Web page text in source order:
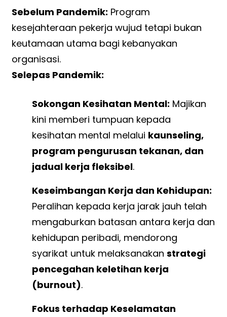
Sebelum Pandemik: Program
kesejahteraan pekerja wujud tetapi bukan
keutamaan utama bagi kebanyakan
organisasi.
Selepas Pandemik:
Sokongan Kesihatan Mental: Majikan
kini memberi tumpuan kepada
kesihatan mental melalui kaunseling,
program pengurusan tekanan, dan
jadual kerja fleksibel.
Keseimbangan Kerja dan Kehidupan:
Peralihan kepada kerja jarak jauh telah
mengaburkan batasan antara kerja dan
kehidupan peribadi, mendorong
syarikat untuk melaksanakan strategi
pencegahan keletihan kerja
(burnout).
Fokus terhadap Keselamatan